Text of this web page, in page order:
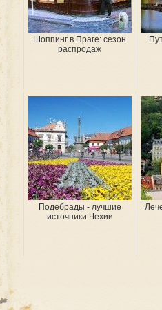
Шоппинг в Праге: сезон
распродаж
Подебрады - лучшие
источники Чехии